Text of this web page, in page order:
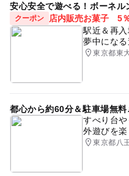
安心安全で遊べる！ボーネル
クーポン
店内販売お菓子 5
駅近＆再
夢中にな
東京都東
都心から約60分＆駐車場無
すべり台
外遊びを楽
東京都八